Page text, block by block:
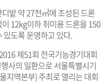
밭 약 27천㎡에 조성된 드론
12kg이하 취미용 드론을 150
도록 운영하고 있다.
제51회 전국기능경기대회
사의 일환으로 서울특별시기
지역본부) 주최로 열리는 대회